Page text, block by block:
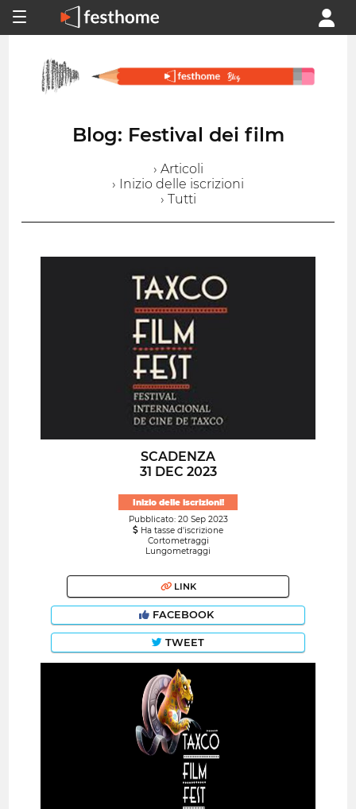
Blog: Festival dei film
› Articoli
› Inizio delle iscrizioni
› Tutti
SCADENZA
31 DEC 2023
Inizio delle iscrizioni!
Pubblicato: 20 Sep 2023
Ha tasse d'iscrizione
Cortometraggi
Lungometraggi
LINK
FACEBOOK
TWEET